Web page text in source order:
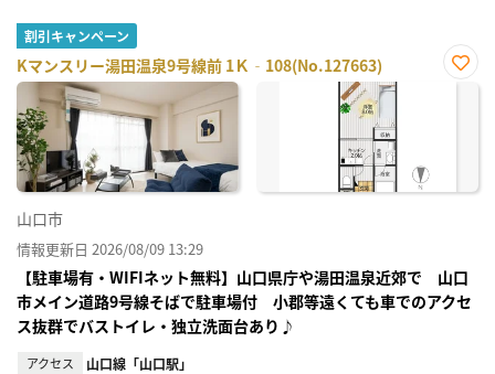
割引キャンペーン
Kマンスリー湯田温泉9号線前 1Ｋ‐108(No.127663)
お気
山口市
情報更新日 2026/08/09 13:29
【駐車場有・WIFIネット無料】山口県庁や湯田温泉近郊で 山口
市メイン道路9号線そばで駐車場付 小郡等遠くても車でのアクセ
ス抜群でバストイレ・独立洗面台あり♪
アクセス 山口線「山口駅」